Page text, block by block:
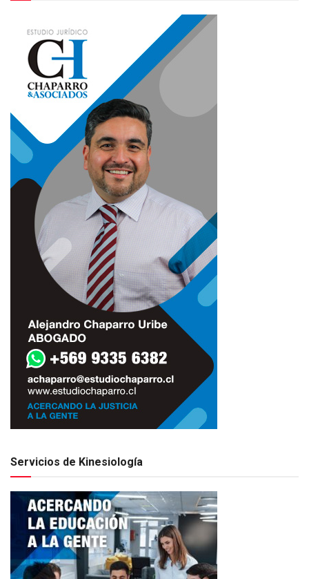
Servicios de Kinesiología